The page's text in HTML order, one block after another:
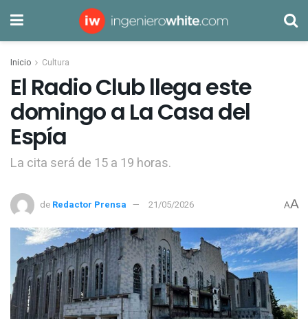
Inicio Cultura
El Radio Club llega este
domingo a La Casa del
Espía
La cita será de 15 a 19 horas.
de Redactor Prensa 21/05/2026 AA